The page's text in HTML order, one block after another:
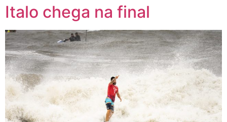
Italo chega na final